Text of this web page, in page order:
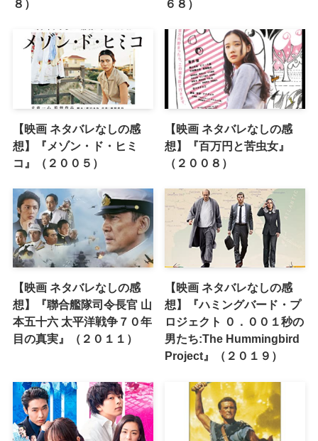
８）
６８）
【映画 ネタバレなしの感
想】『メゾン・ド・ヒミ
コ』（２００５）
【映画 ネタバレなしの感
想】『百万円と苦虫女』
（２００８）
【映画 ネタバレなしの感
想】『聯合艦隊司令長官 山
本五十六 太平洋戦争７０年
目の真実』（２０１１）
【映画 ネタバレなしの感
想】『ハミングバード・プ
ロジェクト ０．００１秒の
男たち:The Hummingbird
Project』（２０１９）